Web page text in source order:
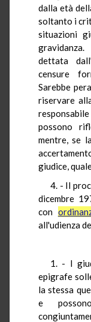
dalla età
soltanto i
situazioni
dettata
censure
Sarebbe
riservare
possono
mentre, se
giudice,
4. - Il
dicembre
con
all'udienza
1. - I
epigrafe
la stessa
e